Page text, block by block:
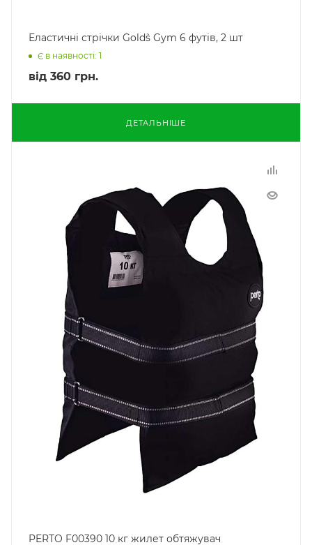
Еластичні стрічки Gold`s Gym 6 футів, 2 шт
Є в наявності: 1
від 360 грн.
ДЕТАЛЬНІШЕ
PERTO F00390 10 кг жилет обтяжувач